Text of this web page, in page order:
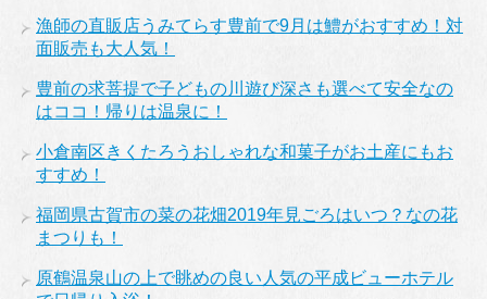
漁師の直販店うみてらす豊前で9月は鱧がおすすめ！対
面販売も大人気！
豊前の求菩提で子どもの川遊び深さも選べて安全なの
はココ！帰りは温泉に！
小倉南区きくたろうおしゃれな和菓子がお土産にもお
すすめ！
福岡県古賀市の菜の花畑2019年見ごろはいつ？なの花
まつりも！
原鶴温泉山の上で眺めの良い人気の平成ビューホテル